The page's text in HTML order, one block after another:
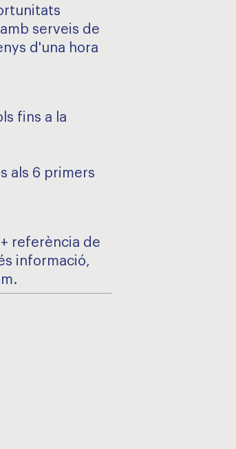
serveis de
d'una hora
fins a la
als 6 primers
referència de
informació,